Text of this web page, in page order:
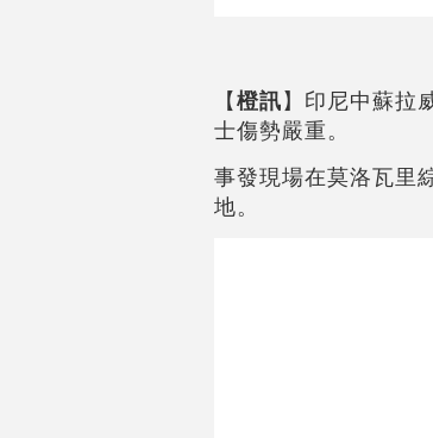
【橙訊】印尼中蘇拉
士傷勢嚴重。
事發現場在莫洛瓦里
地。